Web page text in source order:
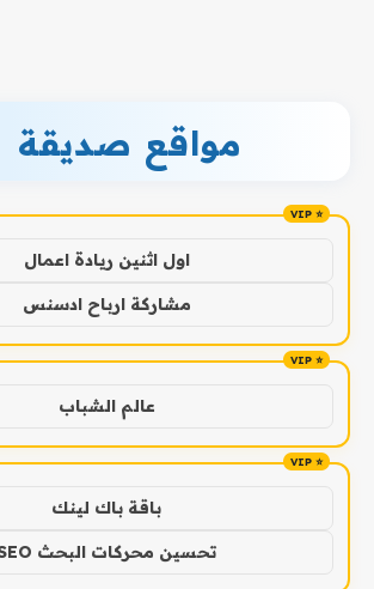
مواقع صديقة
اول اثنين ريادة اعمال
مشاركة ارباح ادسنس
عالم الشباب
باقة باك لينك
تحسين محركات البحث SEO